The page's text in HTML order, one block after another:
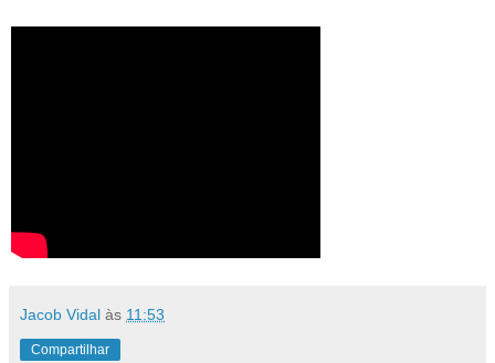
Jacob Vidal às 11:53
Compartilhar